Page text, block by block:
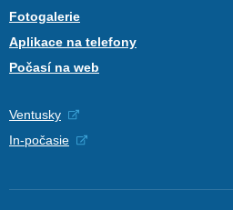
Fotogalerie
Aplikace na telefony
Počasí na web
Ventusky
In-počasie